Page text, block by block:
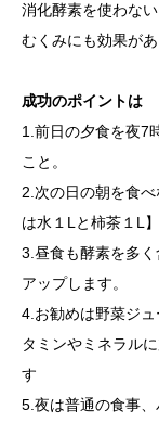
消化酵素を使わな
むくみにも効果があ
成功のポイントは
1.前日の夕食を夜7
こと。
2.次の日の朝を食べ
は水１Lと柿茶１L】
3.昼食も酵素を多
アップします。
4.お勧めは野菜ジ
タミンやミネラル
す
5.夜は普通の食事、